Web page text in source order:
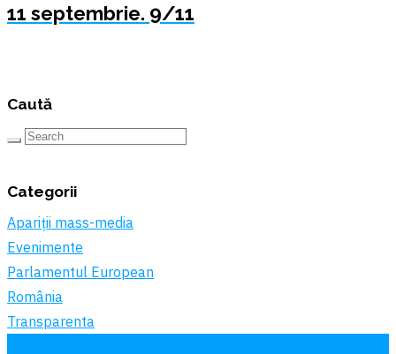
11 septembrie. 9/11
Caută
Categorii
Apariții mass-media
Evenimente
Parlamentul European
România
Transparenta